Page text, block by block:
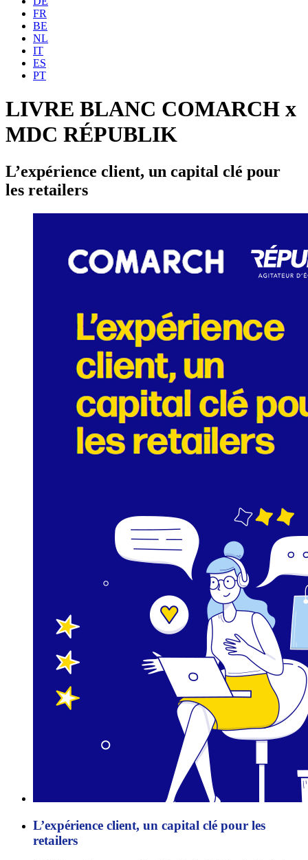
FR
BE
NL
IT
ES
PT
LIVRE BLANC COMARCH x
MDC RÉPUBLIK
L’expérience client, un capital clé pour
les retailers
L’expérience client, un capital clé pour les
retailers